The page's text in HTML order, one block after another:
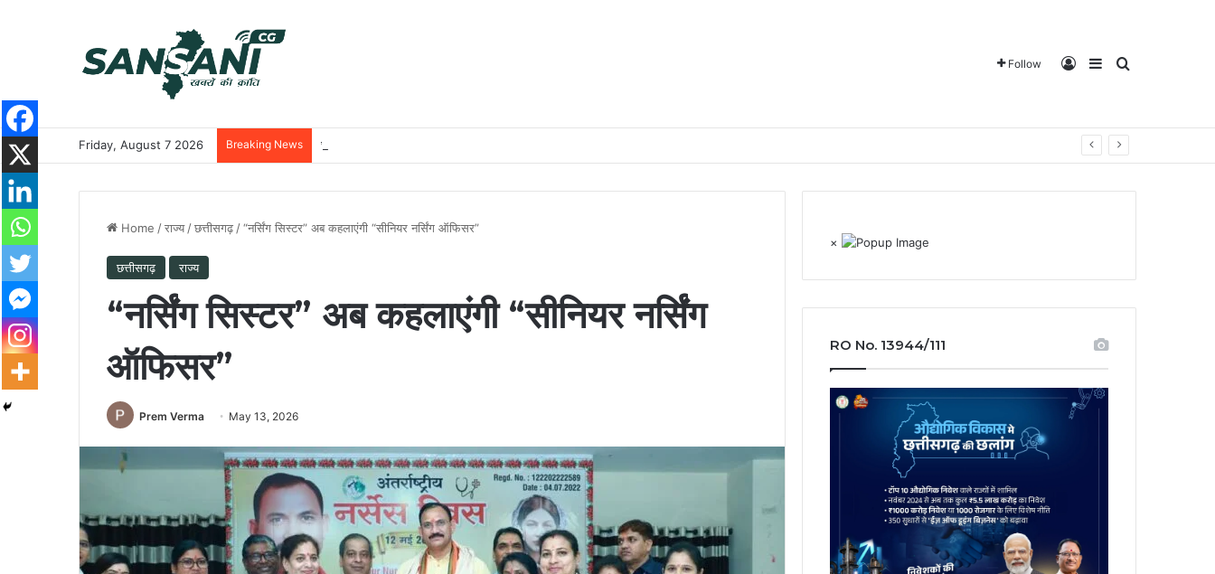
Follow Log InSidebarSearch for
Friday, August 7 2026 Breaking News छत्तीसगढ़ की दो खिलाड़ी भारतीय महिला जूनियर हॉकी टीम में, चीन में होने वाले एशिया कप में दिखाएंगी दम
Home /राज्य /छत्तीसगढ़ /“नर्सिंग सिस्टर” अब कहलाएंगी “सीनियर नर्सिंग ऑफिसर”
छत्तीसगढ़ राज्य
“नर्सिंग सिस्टर” अब कहलाएंगी “सीनियर नर्सिंग
ऑफिसर”
Prem Verma May 13, 2026
×
RO No. 13944/111